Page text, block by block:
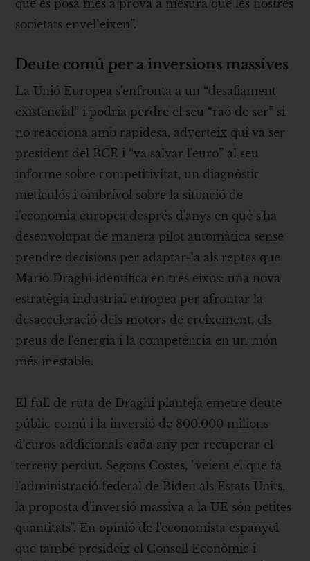
que es posa més a prova a mesura que les nostres
societats envelleixen”.
Deute comú per a inversions massives
La Unió Europea s'enfronta a un “desafiament
existencial” i podria perdre el seu “raó de ser” si
no reacciona amb rapidesa, adverteix qui va ser
president del BCE i “va salvar l'euro” al seu
informe sobre competitivitat, un diagnòstic
meticulós i ombrívol sobre la situació de
l'economia europea després d'anys en què s'ha
desenvolupat de manera pilot automàtica sense
prendre decisions per adaptar-la als reptes que
Mario Draghi identifica en tres eixos: una nova
estratègia industrial europea per afrontar la
desacceleració dels motors de creixement, els
preus de l'energia i la competència en un món
més inestable.
El full de ruta de Draghi planteja emetre deute
públic comú i la inversió de 800.000 milions
d'euros addicionals cada any per recuperar el
terreny perdut. Segons Costes, "veient el que fa
l'administració federal de Biden als Estats Units,
la proposta d'inversió massiva a la UE són petites
quantitats". En opinió de l'economista espanyol
que també presideix el Consell Econòmic i